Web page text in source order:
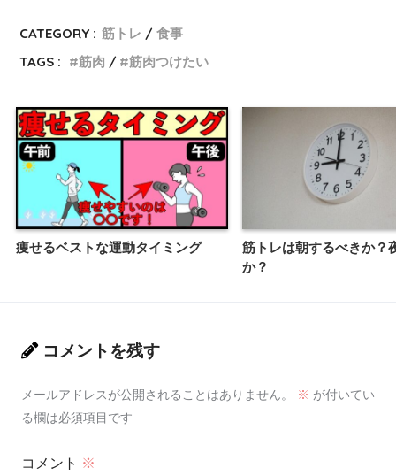
CATEGORY : 筋トレ
食事
TAGS :
筋肉 筋肉つけたい
痩せるベストな運動タイミング
筋トレは朝するべきか？
か？
コメントを残す
メールアドレスが公開されることはありません。 ※ が付いてい
る欄は必須項目です
コメント ※